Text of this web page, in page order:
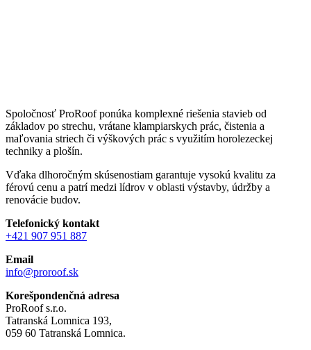
Spoločnosť ProRoof ponúka komplexné riešenia stavieb od
základov po strechu, vrátane klampiarskych prác, čistenia a
maľovania striech či výškových prác s využitím horolezeckej
techniky a plošín.
Vďaka dlhoročným skúsenostiam garantuje vysokú kvalitu za
férovú cenu a patrí medzi lídrov v oblasti výstavby, údržby a
renovácie budov.
Telefonický kontakt
+421 907 951 887
Email
info@proroof.sk
Korešpondenčná adresa
ProRoof s.r.o.
Tatranská Lomnica 193,
059 60 Tatranská Lomnica.